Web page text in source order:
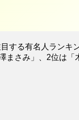
する有名人ランキ
まさみ」、2位は「